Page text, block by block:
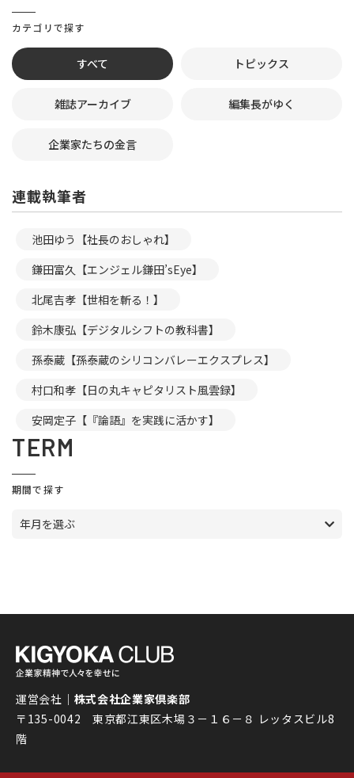
カテゴリで探す
すべて トピックス
雑誌アーカイブ 編集長がゆく
企業家たちの金言
連載執筆者
池田ゆう【社長のおしゃれ】
鎌田富久【エンジェル鎌田’sEye】
北尾吉孝【世相を斬る！】
鈴木康弘【デジタルシフトの教科書】
孫泰蔵【孫泰蔵のシリコンバレーエクスプレス】
村口和孝【日の丸キャピタリスト風雲録】
安岡定子【『論語』を実践に活かす】
TERM
期間で探す
年月を選ぶ
運営会社｜ 株式会社企業家倶楽部
〒135-0042 東京都江東区木場３－１６－８ レッタスビル8
階